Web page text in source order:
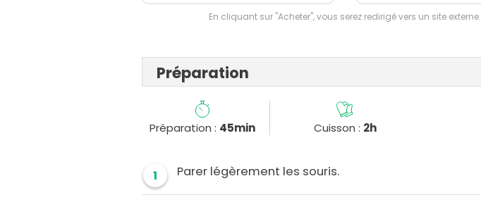
En cliquant sur "Acheter", vous serez redirigé vers un site externe.
Préparation
Préparation : 45min Cuisson : 2h
1 Parer légèrement les souris.